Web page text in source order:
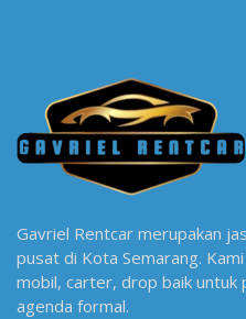
Gavriel Rentcar merupakan
pusat di Kota Semarang.
mobil, carter, drop baik untuk
agenda formal.